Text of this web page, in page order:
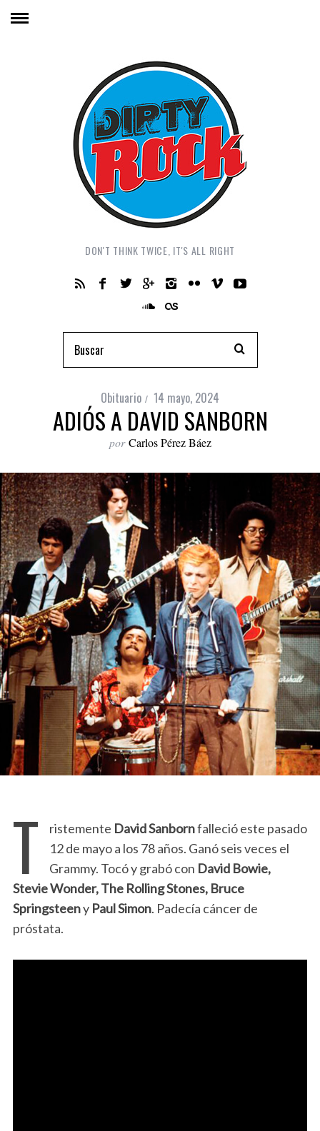
DON'T THINK TWICE, IT'S ALL RIGHT
Obituario 14 mayo, 2024
ADIÓS A DAVID SANBORN
por Carlos Pérez Báez
T ristemente David Sanbornfalleció este pasado
12 de mayo a los 78 años. Ganó seis veces el
Grammy. Tocó y grabó con David Bowie,
Stevie Wonder, The Rolling Stones, Bruce
SpringsteenyPaul Simon. Padecía cáncer de
próstata.